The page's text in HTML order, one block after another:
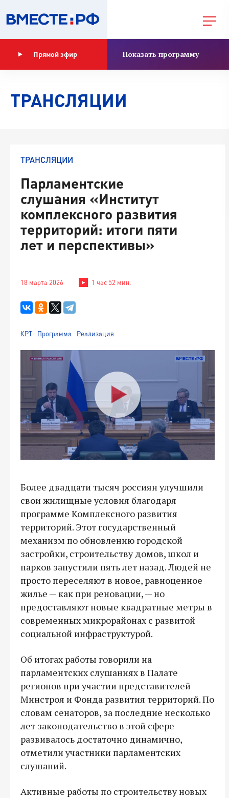
Прямой эфир Показать программу
ТРАНСЛЯЦИИ
ТРАНСЛЯЦИИ
Парламентские
слушания «Институт
комплексного развития
территорий: итоги пяти
лет и перспективы»
18 марта 2026 1 час 52 мин.
КРТ Программа Реализация
Более двадцати тысяч россиян улучшили
свои жилищные условия благодаря
программе Комплексного развития
территорий. Этот государственный
механизм по обновлению городской
застройки, строительству домов, школ и
парков запустили пять лет назад. Людей не
просто переселяют в новое, равноценное
жилье — как при реновации, — но
предоставляют новые квадратные метры в
современных микрорайонах с развитой
социальной инфраструктурой.
Об итогах работы говорили на
парламентских слушаниях в Палате
регионов при участии представителей
Минстроя и Фонда развития территорий. По
словам сенаторов, за последние несколько
лет законодательство в этой сфере
развивалось достаточно динамично,
отметили участники парламентских
слушаний.
Активные работы по строительству новых